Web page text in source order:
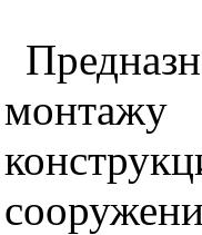
монтажу